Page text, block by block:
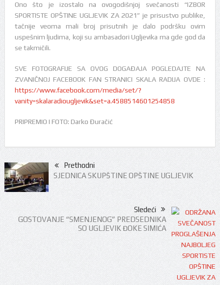
Ono što je izostalo na ovogodišnjoj svečanosti “IZBOR
SPORTISTE OPŠTINE UGLJEVIK ZA 2021” je prisustvo publike,
tačnije veoma mali broj prisutnih je dalo podršku ovim
uspešnim ljudima, koji su ambasadori Ugljevika ma gde god da
se takmičili.
SVE FOTOGRAFIJE SA OVOG DOGAĐAJA POGLEDAJTE NA
ZVANIČNOJ FACEBOOK FAN STRANICI SKALA RADIJA OVDE :
https://www.facebook.com/media/set/?
vanity=skalaradiougljevik&set=a.4588514601254858
PRIPREMIO I FOTO: Darko Đuračić
Prethodni
SJEDNICA SKUPŠTINE OPŠTINE UGLJEVIK
Sledeći
GOSTOVANJE “SMENJENOG” PREDSEDNIKA
SO UGLJEVIK ĐOKE SIMIĆA